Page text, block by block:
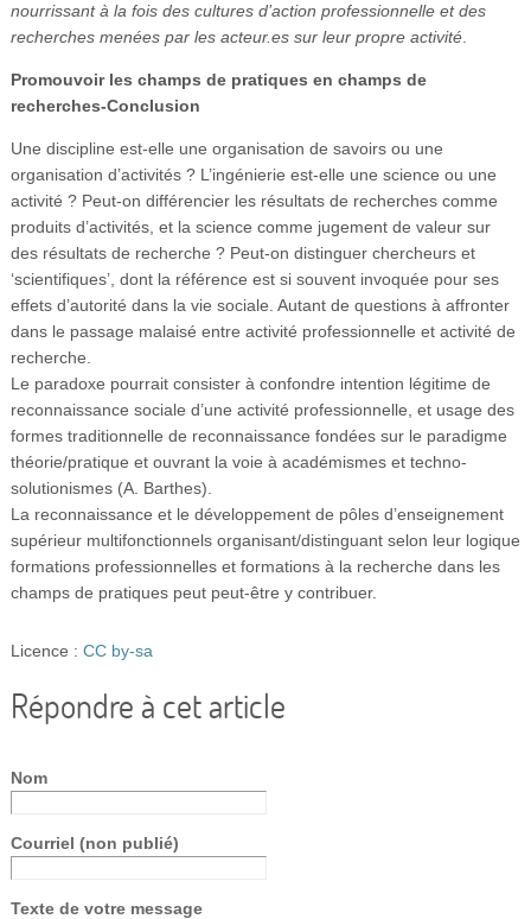
nourrissant à la fois des cultures d’action professionnelle et des
recherches menées par les acteur.es sur leur propre activité.
Promouvoir les champs de pratiques en champs de
recherches-Conclusion
Une discipline est-elle une organisation de savoirs ou une
organisation d’activités ? L’ingénierie est-elle une science ou une
activité ? Peut-on différencier les résultats de recherches comme
produits d’activités, et la science comme jugement de valeur sur
des résultats de recherche ? Peut-on distinguer chercheurs et
‘scientifiques’, dont la référence est si souvent invoquée pour ses
effets d’autorité dans la vie sociale. Autant de questions à affronter
dans le passage malaisé entre activité professionnelle et activité de
recherche.
Le paradoxe pourrait consister à confondre intention légitime de
reconnaissance sociale d’une activité professionnelle, et usage des
formes traditionnelle de reconnaissance fondées sur le paradigme
théorie/pratique et ouvrant la voie à académismes et techno-
solutionismes (A. Barthes).
La reconnaissance et le développement de pôles d’enseignement
supérieur multifonctionnels organisant/distinguant selon leur logique
formations professionnelles et formations à la recherche dans les
champs de pratiques peut peut-être y contribuer.
Licence : CC by-sa
Répondre à cet article
Nom
Courriel (non publié)
Texte de votre message